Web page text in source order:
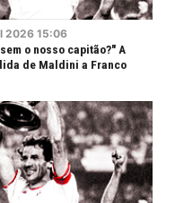
2026 15:06
o nosso capitão?" A
de Maldini a Franco